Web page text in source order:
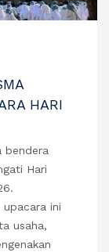
HARI
bendera
Hari
ini
usaha,